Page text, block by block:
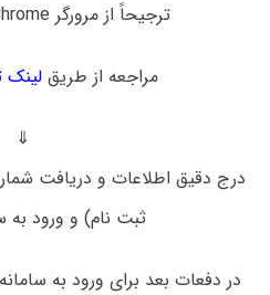
ترجیحاً از مرورگر Chrome استفاده نمایید.
مراجعه از طریقلینک
⇓
درج دقیق اطلاعات و دریافت
ثبت نام) و ورود به
در دفعات بعد برای ورود به